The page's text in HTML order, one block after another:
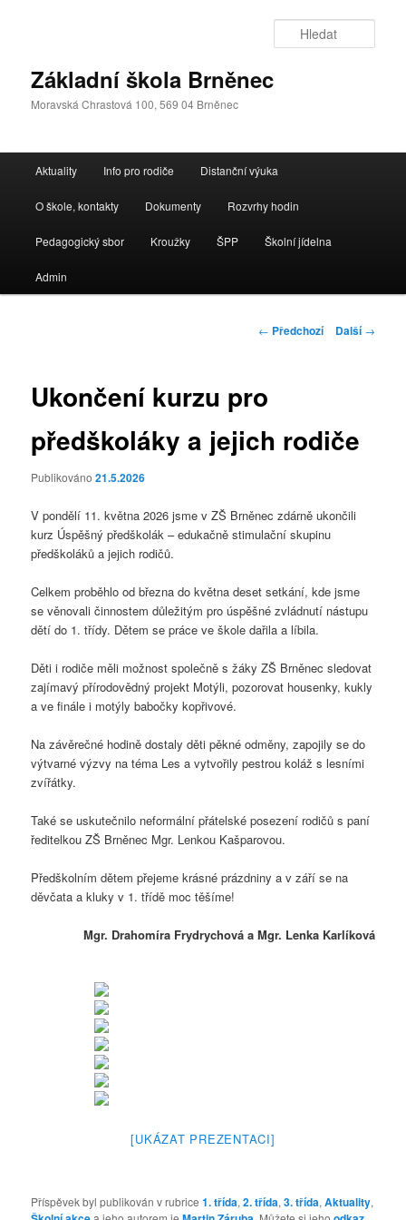
Základní škola Brněnec
Moravská Chrastová 100, 569 04 Brněnec
navigační
Aktuality Info pro rodiče Distanční výuka
O škole, kontakty Dokumenty Rozvrhy hodin
Pedagogický sbor Kroužky ŠPP Školní jídelna
Admin
Navigace
← Předchozí Další→
Ukončení kurzu pro
předškoláky a jejich rodiče
Publikováno21.5.2026
V pondělí 11. května 2026 jsme v ZŠ Brněnec zdárně ukončili
kurz Úspěšný předškolák – edukačně stimulační skupinu
předškoláků a jejich rodičů.
Celkem proběhlo od března do května deset setkání, kde jsme
se věnovali činnostem důležitým pro úspěšné zvládnutí nástupu
dětí do 1. třídy. Dětem se práce ve škole dařila a líbila.
Děti i rodiče měli možnost společně s žáky ZŠ Brněnec sledovat
zajímavý přírodovědný projekt Motýli, pozorovat housenky, kukly
a ve finále i motýly babočky kopřivové.
Na závěrečné hodině dostaly děti pěkné odměny, zapojily se do
výtvarné výzvy na téma Les a vytvořily pestrou koláž s lesními
zvířátky.
Také se uskutečnilo neformální přátelské posezení rodičů s paní
ředitelkou ZŠ Brněnec Mgr. Lenkou Kašparovou.
Předškolním dětem přejeme krásné prázdniny a v září se na
děvčata a kluky v 1. třídě moc těšíme!
Mgr. Drahomíra Frydrychová a Mgr. Lenka Karlíková
[UKÁZAT PREZENTACI]
Příspěvek byl publikován v rubrice1. třída,2. třída,3. třída,Aktuality,